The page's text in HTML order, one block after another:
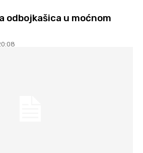
odbojkašica u moćnom